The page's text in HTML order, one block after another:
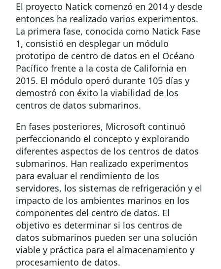
El proyecto Natick comenzó en 2014 y desde
entonces ha realizado varios experimentos.
La primera fase, conocida como Natick Fase
1, consistió en desplegar un módulo
prototipo de centro de datos en el Océano
Pacífico frente a la costa de California en
2015. El módulo operó durante 105 días y
demostró con éxito la viabilidad de los
centros de datos submarinos.
En fases posteriores, Microsoft continuó
perfeccionando el concepto y explorando
diferentes aspectos de los centros de datos
submarinos. Han realizado experimentos
para evaluar el rendimiento de los
servidores, los sistemas de refrigeración y el
impacto de los ambientes marinos en los
componentes del centro de datos. El
objetivo es determinar si los centros de
datos submarinos pueden ser una solución
viable y práctica para el almacenamiento y
procesamiento de datos.